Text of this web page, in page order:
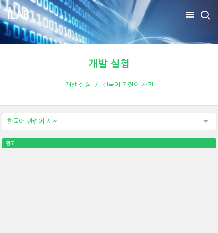
ILAB
개발 실험
개발 실험 한국어 관련어 사전
한국어 관련어 사전
광고